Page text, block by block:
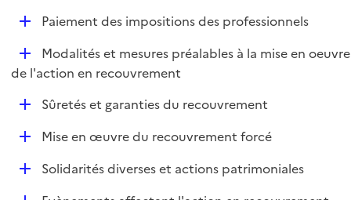
r
p
e
r
D
l
Paiement des impositions des professionnels
D
é
Modalités et mesures préalables à la mise en oeuvre
de l'action en recouvrement
DSûretés et garanties du recouvrement
DMise en œuvre du recouvrement forcé
DSolidarités diverses et actions patrimoniales